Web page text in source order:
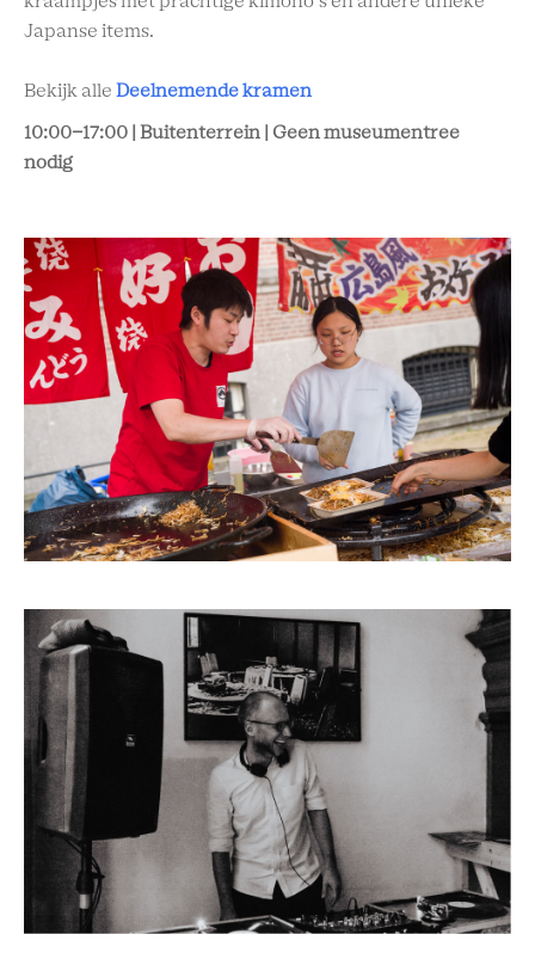
Japanse items.
Bekijk alle Deelnemende kramen
10:00-17:00 | Buitenterrein | Geen museumentree
nodig